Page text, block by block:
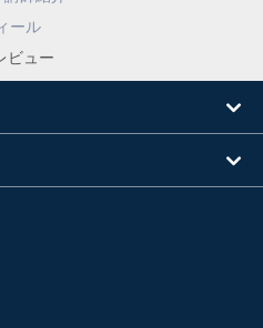
ール
ビュー